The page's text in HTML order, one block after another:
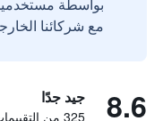
مع شركائنا
8.6 جيد جدًا
325 من التقييمات تم التحقق منها